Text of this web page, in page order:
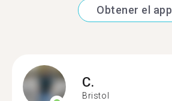
Obtener el app
C.
Bristol